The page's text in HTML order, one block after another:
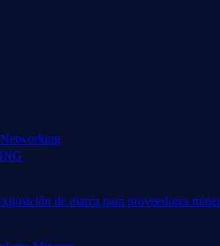
de marca para proveedores